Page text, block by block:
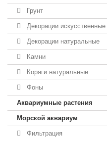
Грунт
Декорации искусственные
Декорации натуральные
Камни
Коряги натуральные
Фоны
Аквариумные растения
Морской аквариум
Фильтрация